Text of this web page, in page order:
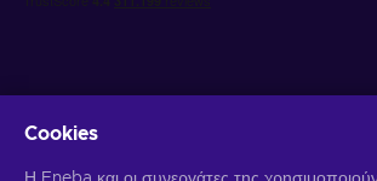
Λάβετε προσωποποιημένες προσφορές για
Cookies